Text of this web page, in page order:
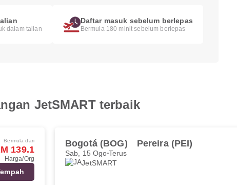
dalam talian
Daftar masuk sebelum berlepas
Bermula 180 minit sebelum berlepas
JetSMART terbaik
Bermula dari
139.1
Harga/Org
Bogotá (BOG) Pereira (PEI)
Sab, 15 Ogo Terus
JetSMART